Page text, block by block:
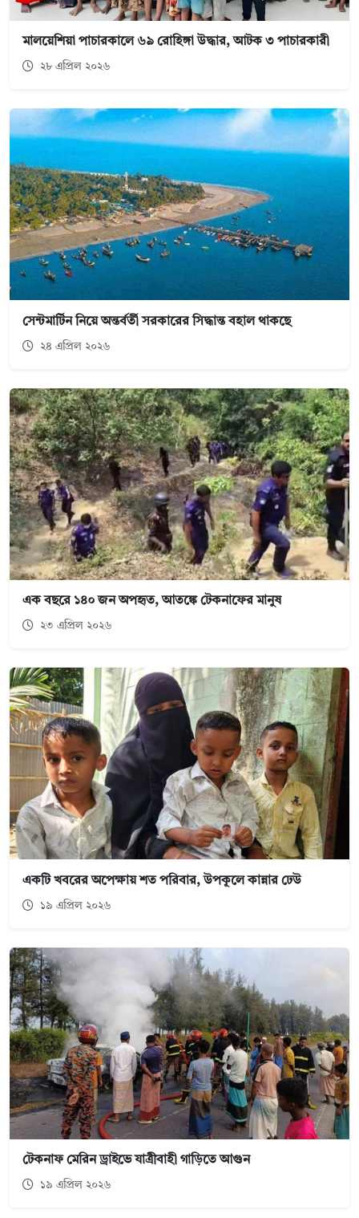
মালয়েশিয়া পাচারকালে ৬৯ রোহিঙ্গা উদ্ধার, আটক ৩ পাচারকারী
২৮ এপ্রিল ২০২৬
সেন্টমার্টিন নিয়ে অন্তর্বর্তী সরকারের সিদ্ধান্ত বহাল থাকছে
২৪ এপ্রিল ২০২৬
এক বছরে ১৪০ জন অপহৃত, আতঙ্কে টেকনাফের মানুষ
২৩ এপ্রিল ২০২৬
একটি খবরের অপেক্ষায় শত পরিবার, উপকূলে কান্নার ঢেউ
১৯ এপ্রিল ২০২৬
টেকনাফ মেরিন ড্রাইভে যাত্রীবাহী গাড়িতে আগুন
১৯ এপ্রিল ২০২৬